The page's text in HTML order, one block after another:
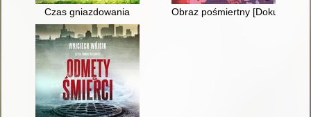
Czas gniazdowania Obraz pośmiertny [Dokument